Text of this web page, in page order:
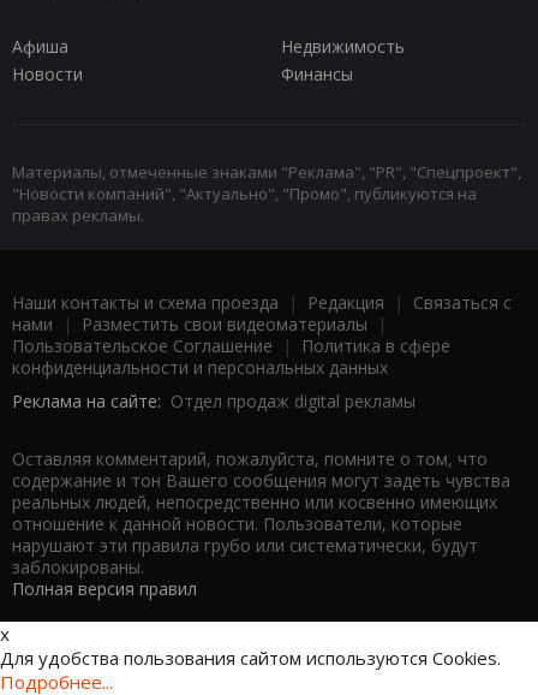
Афиша
Недвижимость
Новости
Финансы
Материалы, отмеченные знаками "Реклама", "PR", "Спецпроект",
"Новости компаний", "Актуально", "Промо", публикуются на
правах рекламы.
Наши контакты и схема проезда | Редакция | Связаться с
нами | Разместить свои видеоматериалы |
Пользовательское Соглашение |
Политика в сфере
конфиденциальности и персональных данных
Реклама на сайте: Отдел продаж digital рекламы
Оставляя комментарий, пожалуйста, помните о том, что
содержание и тон Вашего сообщения могут задеть чувства
реальных людей, непосредственно или косвенно имеющих
отношение к данной новости. Пользователи, которые
нарушают эти правила грубо или систематически, будут
заблокированы.
Полная версия правил
x
Для удобства пользования сайтом используются Cookies.
Подробнее...